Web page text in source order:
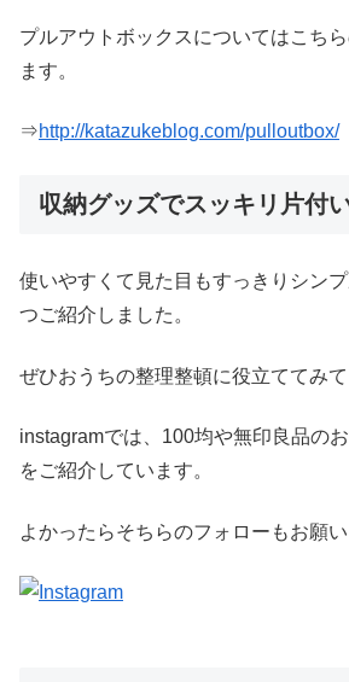
プルアウトボックスについてはこち
ます。
⇒http://katazukeblog.com/pulloutbox/
収納グッズでスッキリ片付
使いやすくて見た目もすっきりシン
つご紹介しました。
ぜひおうちの整理整頓に役立ててみて
instagramでは、100均や無印良品の
をご紹介しています。
よかったらそちらのフォローもお願い